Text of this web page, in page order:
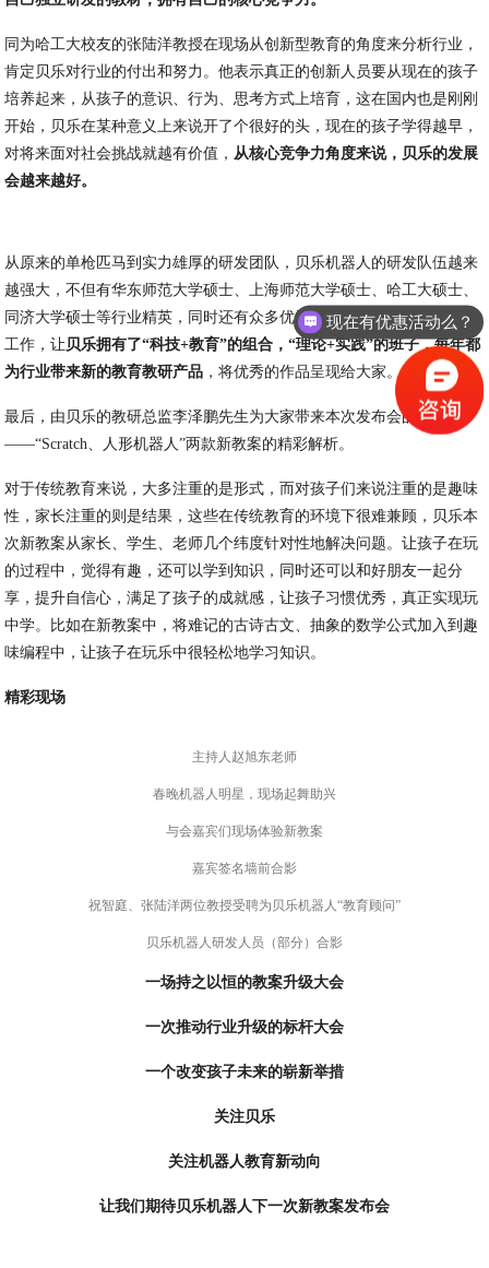
同为哈工大校友的张陆洋教授在现场从创新型教育的角度来分析行业，
肯定贝乐对行业的付出和努力。他表示真正的创新人员要从现在的孩子
培养起来，从孩子的意识、行为、思考方式上培育，这在国内也是刚刚
开始，贝乐在某种意义上来说开了个很好的头，现在的孩子学得越早，
对将来面对社会挑战就越有价值， 从核心竞争力角度来说，贝乐的发展
会越来越好。
从原来的单枪匹马到实力雄厚的研发团队，贝乐机器人的研发队伍越来
越强大，不但有华东师范大学硕士、上海师范大学硕士、哈工大硕士、
同济大学硕士等行业精英，同时还有众多优秀的员工加入到贝乐的研发
工作，让 贝乐拥有了“科技+教育”的组合，“理论+实践”的班子，每年都
为行业带来新的教育教研产品 ，将优秀的作品呈现给大家。
最后，由贝乐的教研总监李泽鹏先生为大家带来本次发布会的主角
——“Scratch、人形机器人”两款新教案的精彩解析。
对于传统教育来说，大多注重的是形式，而对孩子们来说注重的是趣味
性，家长注重的则是结果，这些在传统教育的环境下很难兼顾，贝乐本
次新教案从家长、学生、老师几个纬度针对性地解决问题。让孩子在玩
的过程中，觉得有趣，还可以学到知识，同时还可以和好朋友一起分
享，提升自信心，满足了孩子的成就感，让孩子习惯优秀，真正实现玩
中学。比如在新教案中，将难记的古诗古文、抽象的数学公式加入到趣
味编程中，让孩子在玩乐中很轻松地学习知识。
精彩现场
主持人赵旭东老师
春晚机器人明星，现场起舞助兴
与会嘉宾们现场体验新教案
嘉宾签名墙前合影
祝智庭、张陆洋两位教授受聘为贝乐机器人“教育顾问”
贝乐机器人研发人员（部分）合影
一场持之以恒的教案升级大会
一次推动行业升级的标杆大会
一个改变孩子未来的崭新举措
关注贝乐
关注机器人教育新动向
让我们期待贝乐机器人下一次新教案发布会
现在有优惠活动么？